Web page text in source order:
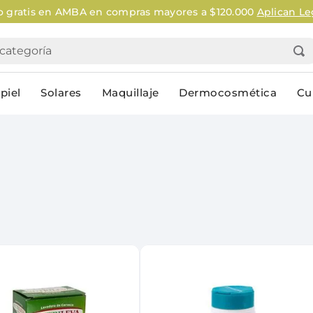
Repelentes
Solares Maquillaje Dermocosmética